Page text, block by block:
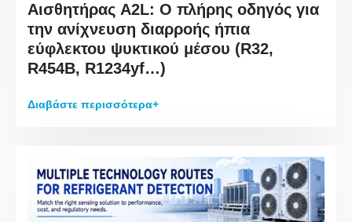
Αισθητήρας A2L: Ο πλήρης οδηγός για
την ανίχνευση διαρροής ήπια
εύφλεκτου ψυκτικού μέσου (R32,
R454B, R1234yf…)
Διαβάστε περισσότερα+
Το τηλεφώνημα:0086-371-67169097
E-mail:cece@winsensor.com
8618595618735
Βυθός: 18569903598